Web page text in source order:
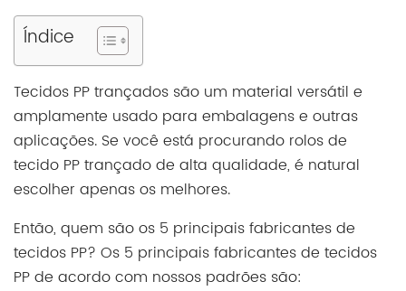
Índice
Tecidos PP trançados são um material versátil e
amplamente usado para embalagens e outras
aplicações. Se você está procurando rolos de
tecido PP trançado de alta qualidade, é natural
escolher apenas os melhores.
Então, quem são os 5 principais fabricantes de
tecidos PP? Os 5 principais fabricantes de tecidos
PP de acordo com nossos padrões são: